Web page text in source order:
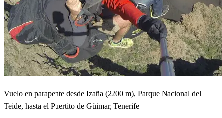
Vuelo en parapente desde Izaña (2200 m), Parque Nacional del
Teide, hasta el Puertito de Güimar, Tenerife